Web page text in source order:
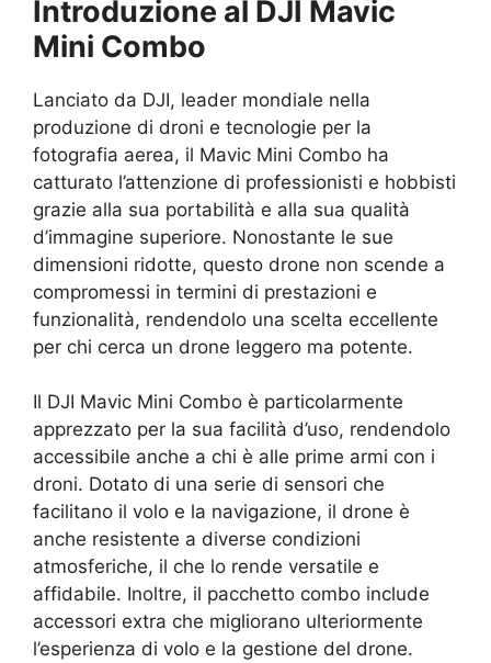
Introduzione al DJI Mavic
Mini Combo
Lanciato da DJI, leader mondiale nella
produzione di droni e tecnologie per la
fotografia aerea, il Mavic Mini Combo ha
catturato l’attenzione di professionisti e hobbisti
grazie alla sua portabilità e alla sua qualità
d’immagine superiore. Nonostante le sue
dimensioni ridotte, questo drone non scende a
compromessi in termini di prestazioni e
funzionalità, rendendolo una scelta eccellente
per chi cerca un drone leggero ma potente.
Il DJI Mavic Mini Combo è particolarmente
apprezzato per la sua facilità d’uso, rendendolo
accessibile anche a chi è alle prime armi con i
droni. Dotato di una serie di sensori che
facilitano il volo e la navigazione, il drone è
anche resistente a diverse condizioni
atmosferiche, il che lo rende versatile e
affidabile. Inoltre, il pacchetto combo include
accessori extra che migliorano ulteriormente
l’esperienza di volo e la gestione del drone.